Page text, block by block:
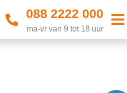
088 2222 000
ma-vr van 9 tot 18 uur